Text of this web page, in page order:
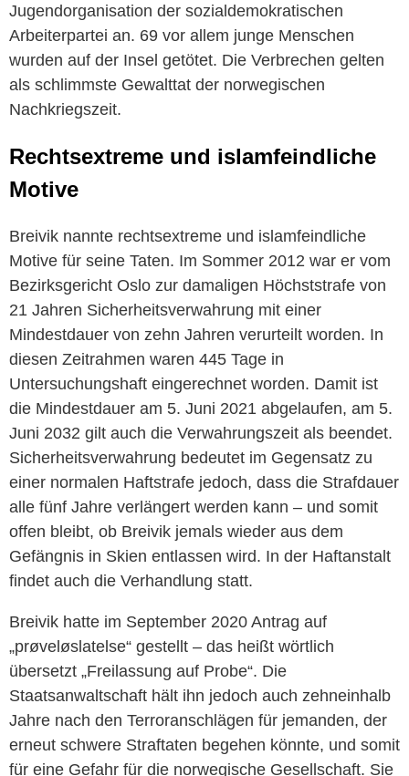
Jugendorganisation der sozialdemokratischen
Arbeiterpartei an. 69 vor allem junge Menschen
wurden auf der Insel getötet. Die Verbrechen gelten
als schlimmste Gewalttat der norwegischen
Nachkriegszeit.
Rechtsextreme und islamfeindliche
Motive
Breivik nannte rechtsextreme und islamfeindliche
Motive für seine Taten. Im Sommer 2012 war er vom
Bezirksgericht Oslo zur damaligen Höchststrafe von
21 Jahren Sicherheitsverwahrung mit einer
Mindestdauer von zehn Jahren verurteilt worden. In
diesen Zeitrahmen waren 445 Tage in
Untersuchungshaft eingerechnet worden. Damit ist
die Mindestdauer am 5. Juni 2021 abgelaufen, am 5.
Juni 2032 gilt auch die Verwahrungszeit als beendet.
Sicherheitsverwahrung bedeutet im Gegensatz zu
einer normalen Haftstrafe jedoch, dass die Strafdauer
alle fünf Jahre verlängert werden kann – und somit
offen bleibt, ob Breivik jemals wieder aus dem
Gefängnis in Skien entlassen wird. In der Haftanstalt
findet auch die Verhandlung statt.
Breivik hatte im September 2020 Antrag auf
„prøveløslatelse“ gestellt – das heißt wörtlich
übersetzt „Freilassung auf Probe“. Die
Staatsanwaltschaft hält ihn jedoch auch zehneinhalb
Jahre nach den Terroranschlägen für jemanden, der
erneut schwere Straftaten begehen könnte, und somit
für eine Gefahr für die norwegische Gesellschaft. Sie